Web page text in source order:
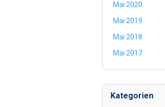
Mai 2020
Mai 2019
Mai 2018
Mai 2017
Kategorien